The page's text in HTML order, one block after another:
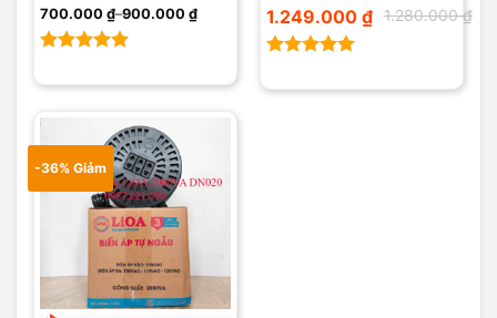
hạng5.00
700.000 ₫–900.000 ₫
Khoảng
từ
700.000 ₫
hạng5.00
1.280.000₫
Giá
gốc
là:
1.280.000 ₫.
1.249.000 ₫
Giá
hiện
tại
là:
-36% Giảm